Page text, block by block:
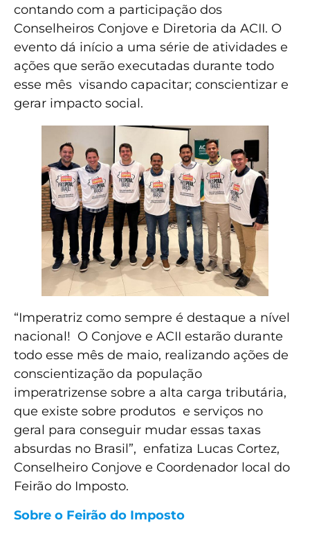
contando com a participação dos
Conselheiros Conjove e Diretoria da ACII. O
evento dá início a uma série de atividades e
ações que serão executadas durante todo
esse mês visando capacitar; conscientizar e
gerar impacto social.
“Imperatriz como sempre é destaque a nível
nacional! O Conjove e ACII estarão durante
todo esse mês de maio, realizando ações de
conscientização da população
imperatrizense sobre a alta carga tributária,
que existe sobre produtos e serviços no
geral para conseguir mudar essas taxas
absurdas no Brasil”, enfatiza Lucas Cortez,
Conselheiro Conjove e Coordenador local do
Feirão do Imposto.
Sobre o Feirão do Imposto